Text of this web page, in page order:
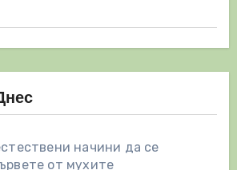
начини да се
от мухите